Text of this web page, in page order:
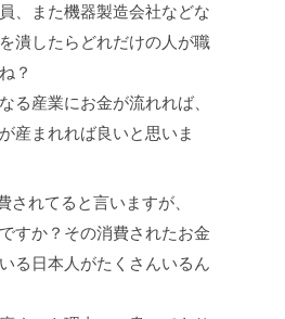
、また機器製造会社などな
潰したらどれだけの人が職
？
る産業にお金が流れれば、
産まれれば良いと思いま
されてると言いますが、
すか？その消費されたお金
る日本人がたくさんいるん